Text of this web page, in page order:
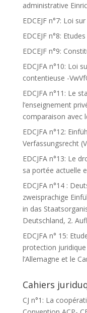
administrative
EDCEJF n°7: Loi
EDCEJF n°8:
EDCEJF n°9:
EDCJFA n°10: Loi
contentieuse -
EDCJFA n°11: Le
l’enseignement
comparaison avec
EDCJFA n°12:
Verfassungsrecht
EDCJFA n°13: Le
sa portée actuelle
EDCJFA n°14 :
zweisprachige
in das
Deutschland, 2.
EDCJFA n° 15:
protection
l’Allemagne et le
Cahiers
CJ n°1: La